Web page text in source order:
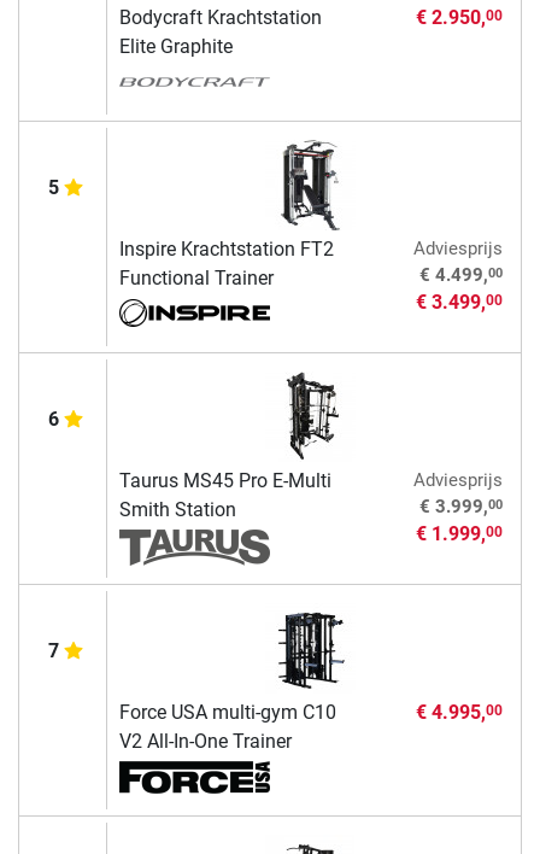
Bodycraft Krachtstation
Elite Graphite
€ 2.950,00
5
Inspire Krachtstation FT2
Functional Trainer
Adviesprijs
€ 4.499,00
€ 3.499,00
6
Taurus MS45 Pro E-Multi
Smith Station
Adviesprijs
€ 3.999,00
€ 1.999,00
7
Force USA multi-gym C10
V2 All-In-One Trainer
€ 4.995,00